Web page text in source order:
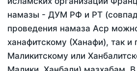
намазы - ДУМ РФ и РТ
проведения намаза Аср
ханафитскому (Ханафи), так
Маликитскому или